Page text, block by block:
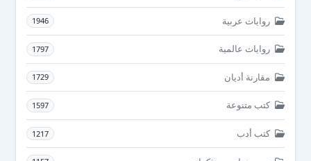
روايات عربية 1946
روايات عالمية 1797
مقارنة أديان 1729
كتب متنوعة 1597
كتب أدب 1217